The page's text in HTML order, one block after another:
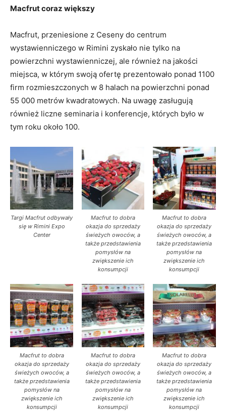
Macfrut coraz większy
Macfrut, przeniesione z Ceseny do centrum
wystawienniczego w Rimini zyskało nie tylko na
powierzchni wystawienniczej, ale również na jakości
miejsca, w którym swoją ofertę prezentowało ponad 1100
firm rozmieszczonych w 8 halach na powierzchni ponad
55 000 metrów kwadratowych. Na uwagę zasługują
również liczne seminaria i konferencje, których było w
tym roku około 100.
Targi Macfrut odbywały
się w Rimini Expo
Center
Macfrut to dobra
okazja do sprzedaży
świeżych owoców, a
także przedstawienia
pomysłów na
zwiększenie ich
konsumpcji
Macfrut to dobra
okazja do sprzedaży
świeżych owoców, a
także przedstawienia
pomysłów na
zwiększenie ich
konsumpcji
Macfrut to dobra
okazja do sprzedaży
świeżych owoców, a
także przedstawienia
pomysłów na
zwiększenie ich
konsumpcji
Macfrut to dobra
okazja do sprzedaży
świeżych owoców, a
także przedstawienia
pomysłów na
zwiększenie ich
konsumpcji
Macfrut to dobra
okazja do sprzedaży
świeżych owoców, a
także przedstawienia
pomysłów na
zwiększenie ich
konsumpcji